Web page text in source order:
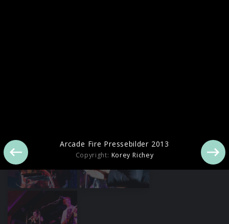
Arcade Fire Pressebilder 2013
Copyright: Korey Richey